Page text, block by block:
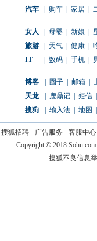
汽车
购车 家居
女人 母婴 新娘
旅游
天气 健康
IT
数码 手机
博客 圈子 邮箱
天龙
鹿鼎记 短信
搜狗
输入法 地图
搜狐招聘- 广告服务 - 客服中心
Copyright © 2018
搜狐不良信息